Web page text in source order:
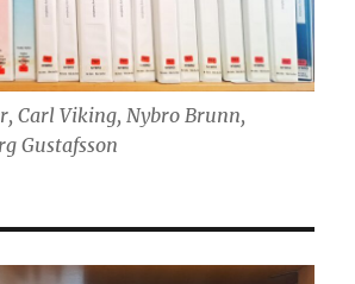
Carl Viking, Nybro Brunn,
Gustafsson